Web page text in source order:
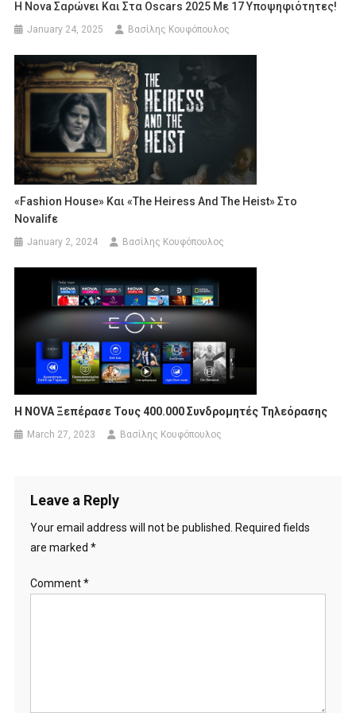
Η Nova Σαρώνει Και Στα Oscars 2025 Με 17 Υποψηφιότητες!
January 24, 2025 Βασίλης Κουφόπουλος
«Fashion House» Και «The Heiress And The Heist» Στο
Novalifε
January 2, 2024 Βασίλης Κουφόπουλος
Η NOVA Ξεπέρασε Τους 400.000 Συνδρομητές Τηλεόρασης
March 27, 2023 Βασίλης Κουφόπουλος
Leave a Reply
Your email address will not be published. Required fields
are marked *
Comment*